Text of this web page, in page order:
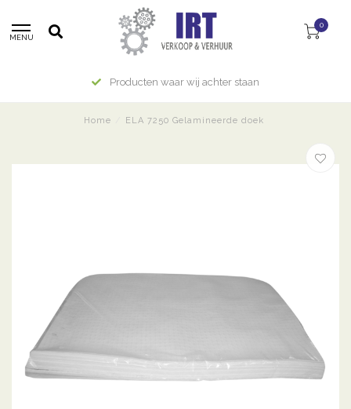
MENU
0
Producten waar wij achter staan
Home ELA 7250 Gelamineerde doek